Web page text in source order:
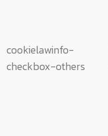
cookielawinfo-
checkbox-others